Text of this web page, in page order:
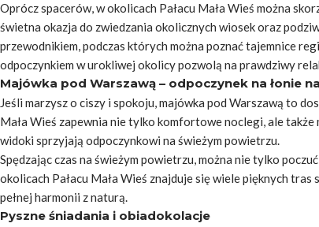
Oprócz spacerów, w okolicach Pałacu Mała Wieś można
świetna okazja do zwiedzania okolicznych wiosek oraz
przewodnikiem, podczas których można poznać tajemnice
odpoczynkiem w urokliwej okolicy pozwolą na prawdziwy
Majówka pod Warszawą – odpoczynek na łonie
Jeśli marzysz o ciszy i spokoju, majówka pod Warszawą to
Mała Wieś zapewnia nie tylko komfortowe noclegi, ale
widoki sprzyjają odpoczynkowi na świeżym powietrzu.
Spędzając czas na świeżym powietrzu, można nie tylko
okolicach Pałacu Mała Wieś znajduje się wiele pięknych
pełnej harmonii z naturą.
Pyszne śniadania i obiadokolacje